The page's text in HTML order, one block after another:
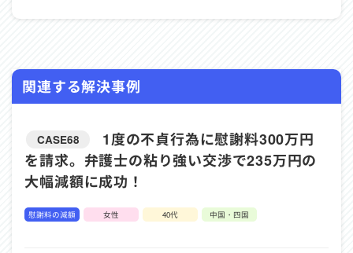
関連する解決事例
CASE68
1度の不貞行為に慰謝料300万円
を請求。弁護士の粘り強い交渉で235万円の
大幅減額に成功！
慰謝料の減額 女性 40代 中国・四国